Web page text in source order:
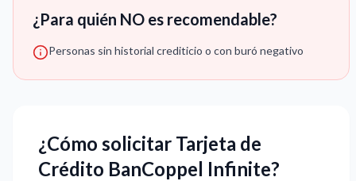
¿Para quién NO es recomendable?
Personas sin historial crediticio o con buró negativo
¿Cómo solicitar Tarjeta de
Crédito BanCoppel Infinite?